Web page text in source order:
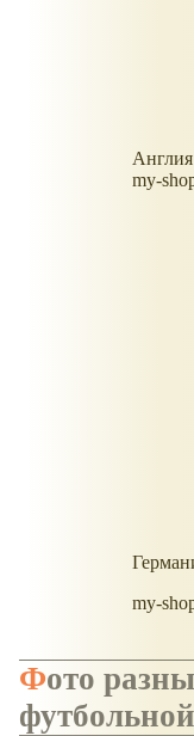
Англия
my-
my-
Фото разных наборов